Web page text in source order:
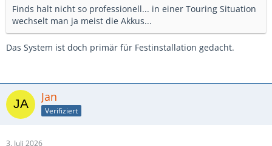
Finds halt nicht so professionell... in einer Touring Situation
wechselt man ja meist die Akkus...
Das System ist doch primär für Festinstallation gedacht.
Jan
Verifiziert
3. Juli 2026